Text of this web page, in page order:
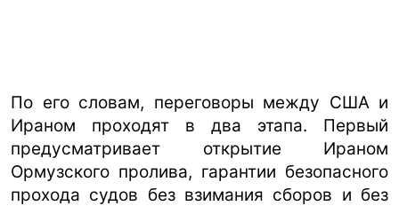
По его словам, переговоры между США и
Ираном проходят в два этапа. Первый
предусматривает открытие Ираном
Ормузского пролива, гарантии безопасного
прохода судов без взимания сборов и без